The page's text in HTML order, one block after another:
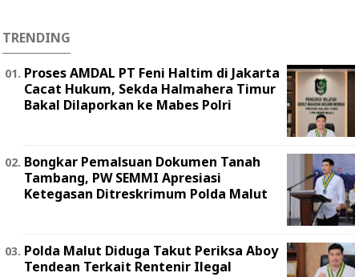
TRENDING
Proses AMDAL PT Feni Haltim di Jakarta
Cacat Hukum, Sekda Halmahera Timur
Bakal Dilaporkan ke Mabes Polri
Bongkar Pemalsuan Dokumen Tanah
Tambang, PW SEMMI Apresiasi
Ketegasan Ditreskrimum Polda Malut
Polda Malut Diduga Takut Periksa Aboy
Tendean Terkait Rentenir Ilegal